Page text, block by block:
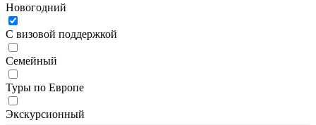
Новогодний
С визовой поддержкой
Семейный
Туры по Европе
Экскурсионный